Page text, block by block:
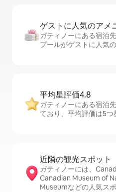
ゲストに人⁠気⁠のア⁠メ⁠
ガティノーにある宿泊
プールがゲストに人気
平均星評価4.8
ガティノーにある宿泊
ており、平均評価は5つ
近隣の観光ス⁠ポ⁠ッ⁠ト
ガティノーには、
Canadian Museum of
Museumなどの人気ス